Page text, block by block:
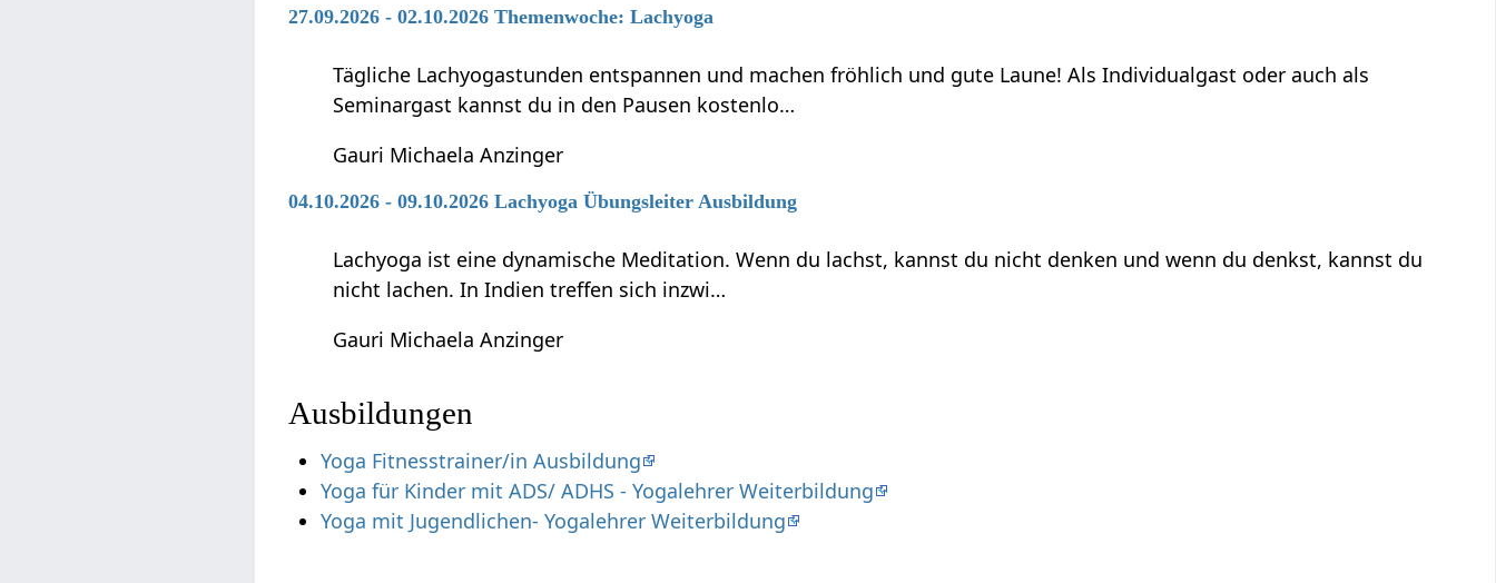
27.09.2026 - 02.10.2026 Themenwoche: Lachyoga
Tägliche Lachyogastunden entspannen und machen fröhlich und gute Laune! Als Individualgast oder auch als
Seminargast kannst du in den Pausen kostenlo…
Gauri Michaela Anzinger
04.10.2026 - 09.10.2026 Lachyoga Übungsleiter Ausbildung
Lachyoga ist eine dynamische Meditation. Wenn du lachst, kannst du nicht denken und wenn du denkst, kannst du
nicht lachen. In Indien treffen sich inzwi…
Gauri Michaela Anzinger
Ausbildungen
Yoga Fitnesstrainer/in Ausbildung
Yoga für Kinder mit ADS/ ADHS - Yogalehrer Weiterbildung
Yoga mit Jugendlichen- Yogalehrer Weiterbildung